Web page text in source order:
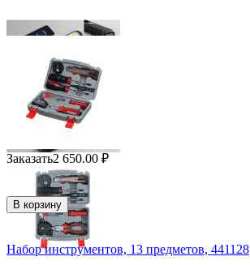
Заказать2 650.00 ₽
В корзину
Набор инструментов, 13 предметов, 441128